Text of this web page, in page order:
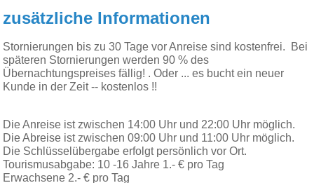
zusätzliche Informationen
Stornierungen bis zu 30 Tage vor Anreise sind kostenfrei. Bei
späteren Stornierungen werden 90 % des
Übernachtungspreises fällig! . Oder ... es bucht ein neuer
Kunde in der Zeit -- kostenlos !!
Die Anreise ist zwischen 14:00 Uhr und 22:00 Uhr möglich.
Die Abreise ist zwischen 09:00 Uhr und 11:00 Uhr möglich.
Die Schlüsselübergabe erfolgt persönlich vor Ort.
Tourismusabgabe: 10 -16 Jahre 1.- € pro Tag
Erwachsene 2.- € pro Tag